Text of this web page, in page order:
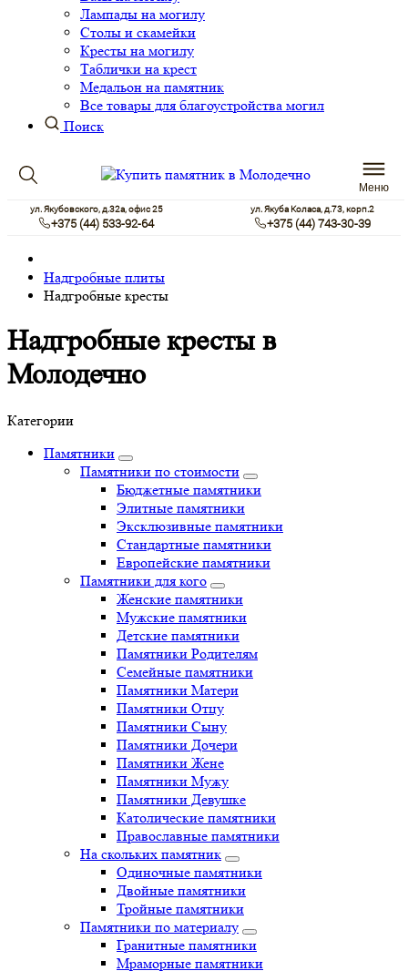
Лампады на могилу
Столы и скамейки
Кресты на могилу
Таблички на крест
Медальон на памятник
Все товары для благоустройства могил
Поиск
Меню
ул. Якубовского, д.32а, офис 25
+375 (44) 533-92-64
ул. Якуба Коласа, д.73, корп.2
+375 (44) 743-30-39
Надгробные плиты
Надгробные кресты
Надгробные кресты в
Молодечно
Категории
Памятники
Памятники по стоимости
Бюджетные памятники
Элитные памятники
Эксклюзивные памятники
Стандартные памятники
Европейские памятники
Памятники для кого
Женские памятники
Мужские памятники
Детские памятники
Памятники Родителям
Семейные памятники
Памятники Матери
Памятники Отцу
Памятники Сыну
Памятники Дочери
Памятники Жене
Памятники Мужу
Памятники Девушке
Католические памятники
Православные памятники
На скольких памятник
Одиночные памятники
Двойные памятники
Тройные памятники
Памятники по материалу
Гранитные памятники
Мраморные памятники